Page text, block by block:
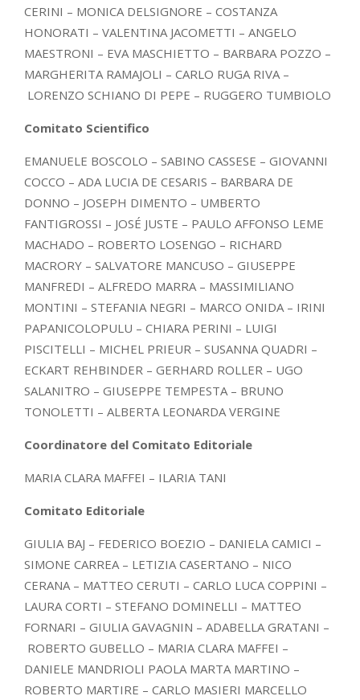
CERINI – MONICA DELSIGNORE – COSTANZA
HONORATI – VALENTINA JACOMETTI – ANGELO
MAESTRONI – EVA MASCHIETTO – BARBARA POZZO –
MARGHERITA RAMAJOLI – CARLO RUGA RIVA –
LORENZO SCHIANO DI PEPE – RUGGERO TUMBIOLO
Comitato Scientifico
EMANUELE BOSCOLO – SABINO CASSESE – GIOVANNI
COCCO – ADA LUCIA DE CESARIS – BARBARA DE
DONNO – JOSEPH DIMENTO – UMBERTO
FANTIGROSSI – JOSÉ JUSTE – PAULO AFFONSO LEME
MACHADO – ROBERTO LOSENGO – RICHARD
MACRORY – SALVATORE MANCUSO – GIUSEPPE
MANFREDI – ALFREDO MARRA – MASSIMILIANO
MONTINI – STEFANIA NEGRI – MARCO ONIDA – IRINI
PAPANICOLOPULU – CHIARA PERINI – LUIGI
PISCITELLI – MICHEL PRIEUR – SUSANNA QUADRI –
ECKART REHBINDER – GERHARD ROLLER – UGO
SALANITRO – GIUSEPPE TEMPESTA – BRUNO
TONOLETTI – ALBERTA LEONARDA VERGINE
Coordinatore del Comitato Editoriale
MARIA CLARA MAFFEI – ILARIA TANI
Comitato Editoriale
GIULIA BAJ – FEDERICO BOEZIO – DANIELA CAMICI –
SIMONE CARREA – LETIZIA CASERTANO – NICO
CERANA – MATTEO CERUTI – CARLO LUCA COPPINI –
LAURA CORTI – STEFANO DOMINELLI – MATTEO
FORNARI – GIULIA GAVAGNIN – ADABELLA GRATANI –
ROBERTO GUBELLO – MARIA CLARA MAFFEI –
DANIELE MANDRIOLI PAOLA MARTA MARTINO –
ROBERTO MARTIRE – CARLO MASIERI MARCELLO